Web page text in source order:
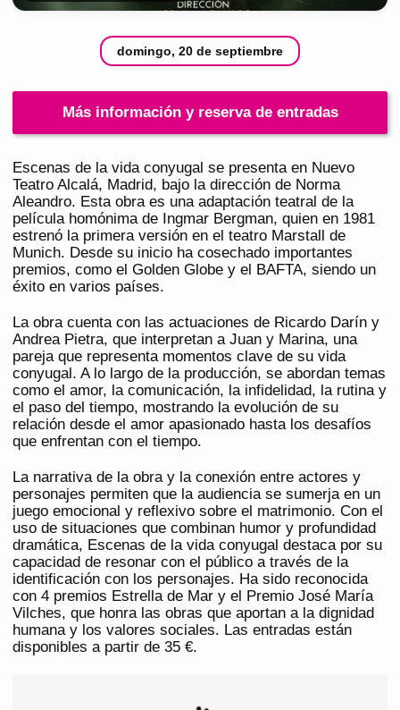
domingo, 20 de septiembre
Más información y reserva de entradas
Escenas de la vida conyugal se presenta en Nuevo
Teatro Alcalá, Madrid, bajo la dirección de Norma
Aleandro. Esta obra es una adaptación teatral de la
película homónima de Ingmar Bergman, quien en 1981
estrenó la primera versión en el teatro Marstall de
Munich. Desde su inicio ha cosechado importantes
premios, como el Golden Globe y el BAFTA, siendo un
éxito en varios países.
La obra cuenta con las actuaciones de Ricardo Darín y
Andrea Pietra, que interpretan a Juan y Marina, una
pareja que representa momentos clave de su vida
conyugal. A lo largo de la producción, se abordan temas
como el amor, la comunicación, la infidelidad, la rutina y
el paso del tiempo, mostrando la evolución de su
relación desde el amor apasionado hasta los desafíos
que enfrentan con el tiempo.
La narrativa de la obra y la conexión entre actores y
personajes permiten que la audiencia se sumerja en un
juego emocional y reflexivo sobre el matrimonio. Con el
uso de situaciones que combinan humor y profundidad
dramática, Escenas de la vida conyugal destaca por su
capacidad de resonar con el público a través de la
identificación con los personajes. Ha sido reconocida
con 4 premios Estrella de Mar y el Premio José María
Vilches, que honra las obras que aportan a la dignidad
humana y los valores sociales. Las entradas están
disponibles a partir de 35 €.